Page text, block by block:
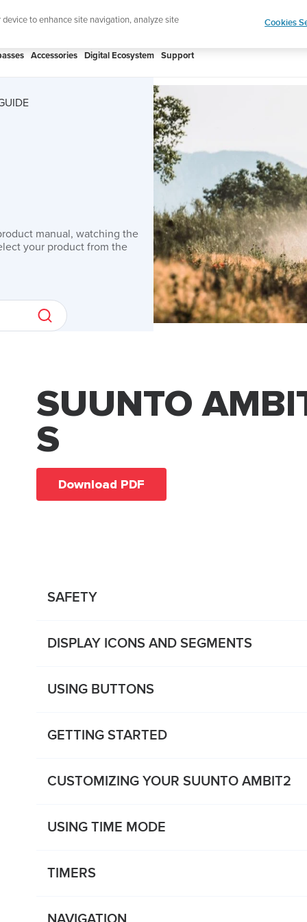
sports watch designed for runners Shop
Accessories Digital Ecosystem Support
manual, watching the
your product from the
SUUNTO
S
Download PDF
SAFETY
DISPLAY ICONS AND SEGMENTS
USING BUTTONS
GETTING STARTED
CUSTOMIZING YOUR SUUNTO AMBIT2
USING TIME MODE
TIMERS
to enhance site navigation, analyze site Cookies